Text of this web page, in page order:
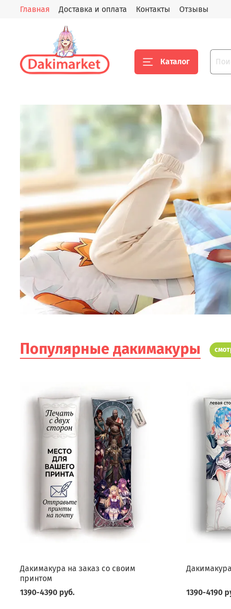
Главная Доставка и оплата Контакты Отзывы
Каталог
Популярные дакимакуры
Дакимакура на заказ со своим
принтом
1390-4390 руб.
1390-4190